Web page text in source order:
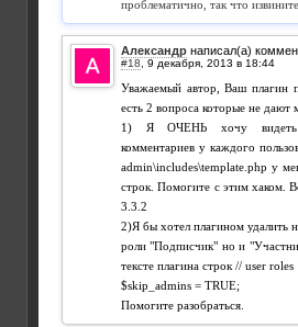
проблематично, так что извините.
Александр написал(а)
#18
Уважаемый автор, Ваш плагин
есть 2 вопроса которые не дают
1) Я ОЧЕНЬ хочу видеть
комментариев у каждого
admin\includes\template.php у
строк. Помогите с этим хаком.
3.3.2
2)Я бы хотел плагином удалить
роли "Подписчик" но и
тексте плагина строк // user roles
$skip_admins = TRUE;
Помогите разобраться.